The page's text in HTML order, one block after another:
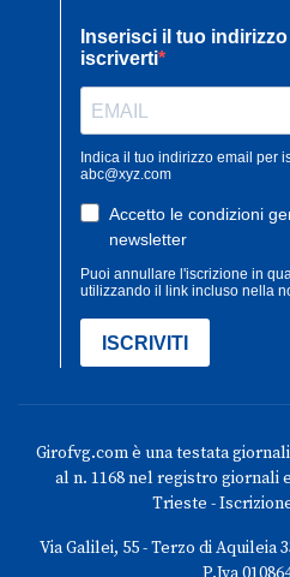
Girofvg.com è una testata
al n. 1168 nel registro giornali
Trieste -
Via Galilei, 55 - Terzo di Aquileia